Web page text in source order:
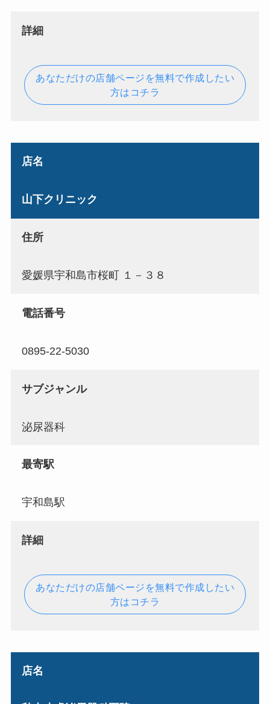
詳細
あなただけの店舗ページを無料で作成したい
方はコチラ
店名
山下クリニック
住所
愛媛県宇和島市桜町 １－３８
電話番号
0895-22-5030
サブジャンル
泌尿器科
最寄駅
宇和島駅
詳細
あなただけの店舗ページを無料で作成したい
方はコチラ
店名